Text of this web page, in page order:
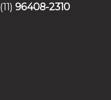
(11) 96408-2310